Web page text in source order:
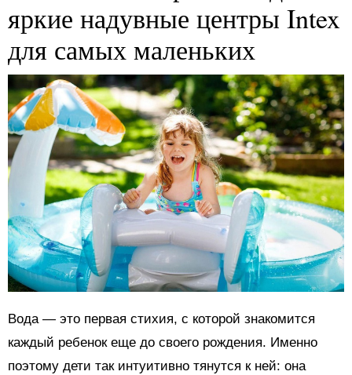
яркие надувные центры Intex
для самых маленьких
Вода — это первая стихия, с которой знакомится
каждый ребенок еще до своего рождения. Именно
поэтому дети так интуитивно тянутся к ней: она